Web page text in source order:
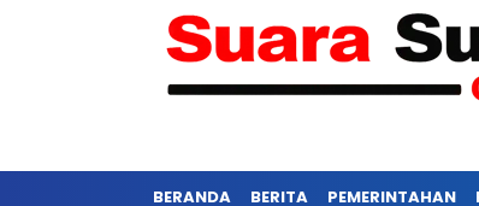
BERANDA BERITA PEMERINTAHAN